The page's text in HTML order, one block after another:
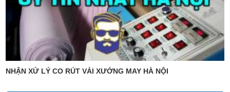
NHẬN XỬ LÝ CO RÚT VẢI XƯỞNG MAY HÀ NỘI